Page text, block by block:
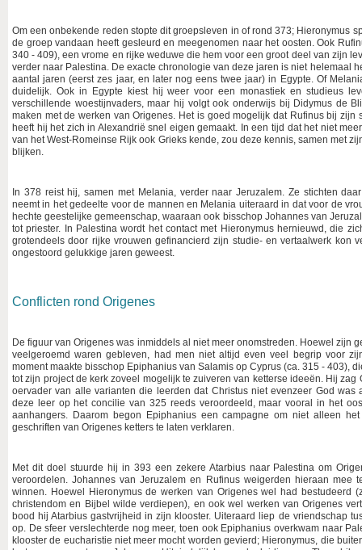
Om een onbekende reden stopte dit groepsleven in of rond 373; Hieronymus
de groep vandaan heeft gesleurd en meegenomen naar het oosten. Ook
340 - 409), een vrome en rijke weduwe die hem voor een groot deel van zijn
verder naar Palestina. De exacte chronologie van deze jaren is niet helemaal
aantal jaren (eerst zes jaar, en later nog eens twee jaar) in Egypte. Of
duidelijk. Ook in Egypte kiest hij weer voor een monastiek en studieus
verschillende woestijnvaders, maar hij volgt ook onderwijs bij Didymus de
maken met de werken van Origenes. Het is goed mogelijk dat Rufinus bij
heeft hij het zich in Alexandrië snel eigen gemaakt. In een tijd dat het niet
van het West-Romeinse Rijk ook Grieks kende, zou deze kennis, samen met
blijken.
In 378 reist hij, samen met Melania, verder naar Jeruzalem. Ze stichten
neemt in het gedeelte voor de mannen en Melania uiteraard in dat voor de
hechte geestelijke gemeenschap, waaraan ook bisschop Johannes van
tot priester. In Palestina wordt het contact met Hieronymus hernieuwd, die
grotendeels door rijke vrouwen gefinancierd zijn studie- en vertaalwerk kon
ongestoord gelukkige jaren geweest.
Conflicten rond Origenes
De figuur van Origenes was inmiddels al niet meer onomstreden. Hoewel zijn
veelgeroemd waren gebleven, had men niet altijd even veel begrip voor
moment maakte bisschop Epiphanius van Salamis op Cyprus (ca. 315 - 403),
tot zijn project de kerk zoveel mogelijk te zuiveren van ketterse ideeën. Hij
oervader van alle varianten die leerden dat Christus niet evenzeer God was
deze leer op het concilie van 325 reeds veroordeeld, maar vooral in het
aanhangers. Daarom begon Epiphanius een campagne om niet alleen
geschriften van Origenes ketters te laten verklaren.
Met dit doel stuurde hij in 393 een zekere Atarbius naar Palestina om
veroordelen. Johannes van Jeruzalem en Rufinus weigerden hieraan mee
winnen. Hoewel Hieronymus de werken van Origenes wel had bestudeerd
christendom en Bijbel wilde verdiepen), en ook wel werken van Origenes
bood hij Atarbius gastvrijheid in zijn klooster. Uiteraard liep de vriendschap
op. De sfeer verslechterde nog meer, toen ook Epiphanius overkwam naar
klooster de eucharistie niet meer mocht worden gevierd; Hieronymus, die